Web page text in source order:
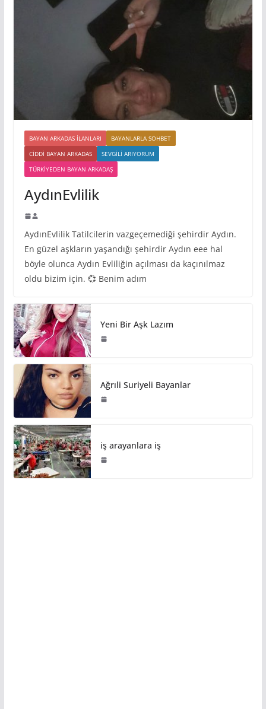
BAYAN ARKADAS ILANLARI
BAYANLARLA SOHBET
CIDDI BAYAN ARKADAS
SEVGILI ARIYORUM
TÜRKIYEDEN BAYAN ARKADAŞ
AydınEvlilik
AydınEvlilik Tatilcilerin vazgeçemediği şehirdir Aydın.
En güzel aşkların yaşandığı şehirdir Aydın eee hal
böyle olunca Aydın Evliliğin açılması da kaçınılmaz
oldu bizim için. 💞 Benim adım
Yeni Bir Aşk Lazım
Ağrıli Suriyeli Bayanlar
iş arayanlara iş